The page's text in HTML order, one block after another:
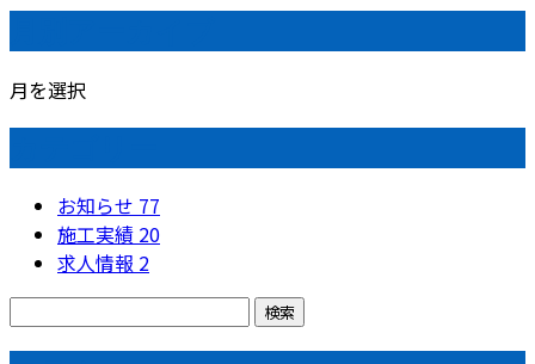
月を選択
お知らせ 77
施工実績 20
求人情報 2